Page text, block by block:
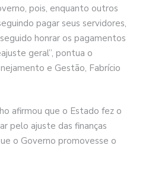
pois, enquanto outros
pagar seus servidores,
honrar os pagamentos
geral”, pontua o
e Gestão, Fabrício
afirmou que o Estado fez o
pelo ajuste das finanças
o Governo promovesse o